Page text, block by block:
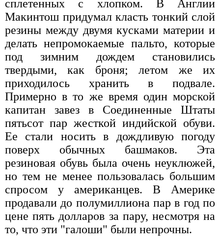
сплетенных с хлопком. В Англии
Макинтош придумал класть тонкий слой
резины между двумя кусками материи и
делать непромокаемые пальто, которые
под зимним дождем становились
твердыми, как броня; летом же их
приходилось хранить в подвале.
Примерно в то же время один морской
капитан завез в Соединенные Штаты
пятьсот пар жесткой индийской обуви.
Ее стали носить в дождливую погоду
поверх обычных башмаков. Эта
резиновая обувь была очень неуклюжей,
но тем не менее пользовалась большим
спросом у американцев. В Америке
продавали до полумиллиона пар в год по
цене пять долларов за пару, несмотря на
то, что эти "галоши" были непрочны.